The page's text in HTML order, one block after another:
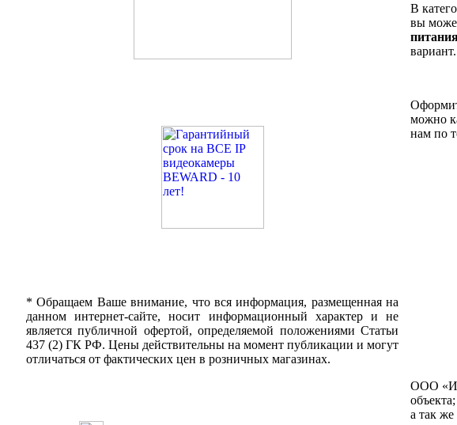
* Обращаем Ваше внимание, что вся информация, размещенная на
данном интернет-сайте, носит информационный характер и не
является публичной офертой, определяемой положениями Статьи
437 (2) ГК РФ. Цены действительны на момент публикации и могут
отличаться от фактических цен в розничных магазинах.
В
вы
вариант.
можно
нам по
ООО
а так же